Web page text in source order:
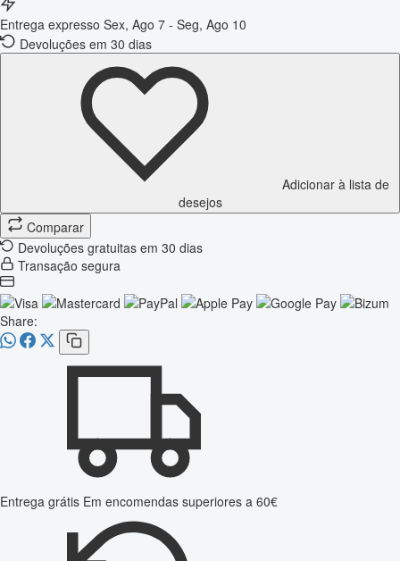
Entrega expresso Sex, Ago 7 - Seg, Ago 10
Devoluções em 30 dias
Adicionar à lista de
desejos
Comparar
Devoluções gratuitas em 30 dias
Transação segura
Share:
Entrega grátis Em encomendas superiores a 60€